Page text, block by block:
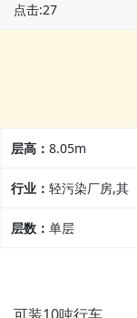
点击:27
层高： 8.05m
行业： 轻污染厂房,其
他行业
层数： 单层